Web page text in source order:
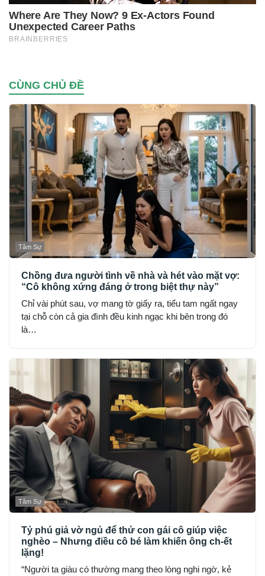
CÙNG CHỦ ĐỀ
Tâm Sự
Chồng đưa người tình về nhà và hét vào mặt vợ:
“Cô không xứng đáng ở trong biệt thự này”
Chỉ vài phút sau, vợ mang tờ giấy ra, tiểu tam ngất ngay
tại chỗ còn cả gia đình đều kinh ngạc khi bên trong đó
là…
Tâm Sự
Tỷ phú giả vờ ngủ để thử con gái cô giúp việc
nghèo – Nhưng điều cô bé làm khiến ông ch-ết
lặng!
“Người ta giàu có thường mang theo lòng nghi ngờ, kẻ